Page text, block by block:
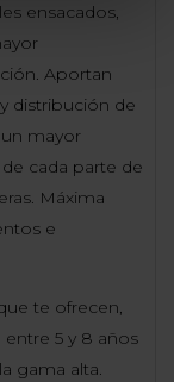
ensacados,
Aportan
distribución de
mayor
cada parte de
Máxima
e
te ofrecen,
entre 5 y 8 años
gama alta.